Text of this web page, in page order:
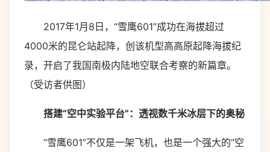
2017年1月8日，“雪鹰601”成功在海拔超过
4000米的昆仑站起降，创该机型高高原起降海拔纪
录，开启了我国南极内陆地空联合考察的新篇章。
（受访者供图）
搭建“空中实验平台”：透视数千米冰层下的奥秘
“雪鹰601”不仅是一架飞机，也是一个强大的“空